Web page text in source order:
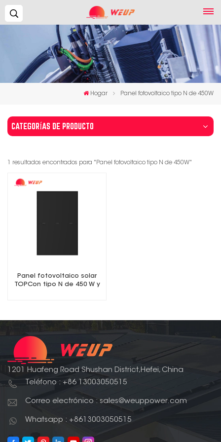
Hogar Panel fotovoltaico tipo N de 450W
CATEGORÍAS DE PRODUCTO
1 resultados encontrados para "Panel fotovoltaico tipo N de 450W"
Panel fotovoltaico solar
TOPCon tipo N de 450 W y
1201 Huafeng Road Shushan District,Hefei, China
Teléfono : +86 13003050515
Correo electrónico : sales@weuppower.com
Whatsapp : +8613003050515